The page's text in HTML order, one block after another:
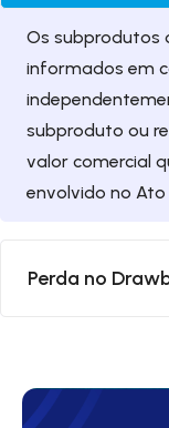
Os subprodutos
informados em
subproduto ou
valor comercial
envolvido no Ato
Perda no
que não tenha